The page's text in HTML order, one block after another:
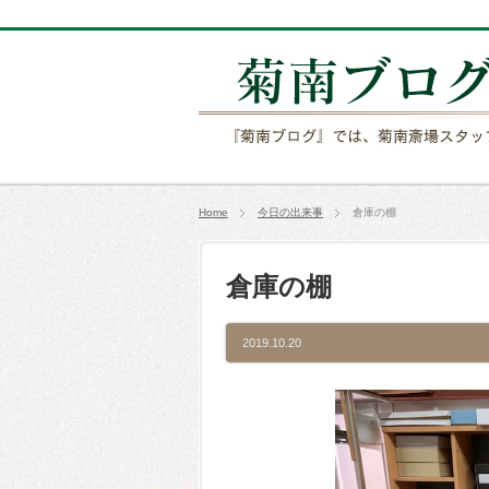
Home 今日の出来事 倉庫の棚
倉庫の棚
2019.10.20